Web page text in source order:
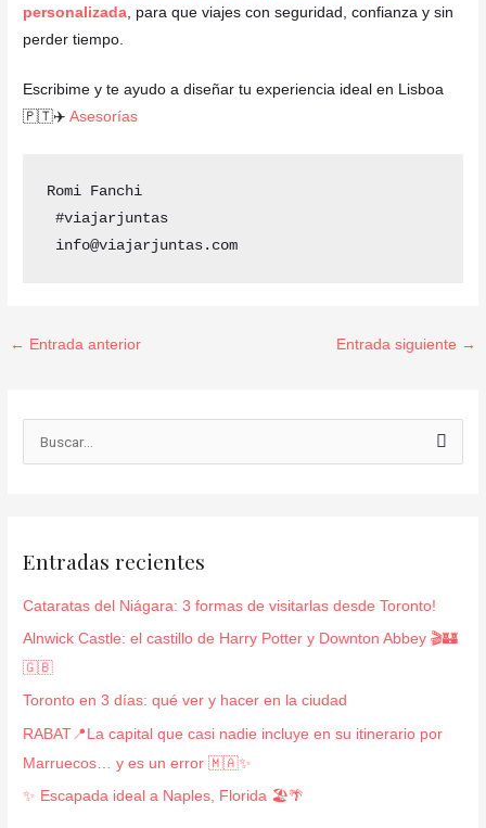
a
Entradas recientes
Cataratas del Niágara: 3 formas de visitarlas desde Toronto!
Alnwick Castle: el castillo de Harry Potter y Downton Abbey 🎬🏰
🇬🇧
Toronto en 3 días: qué ver y hacer en la ciudad
RABAT📍La capital que casi nadie incluye en su itinerario por
Marruecos… y es un error 🇲🇦✨
✨ Escapada ideal a Naples, Florida 🏖️🌴
personalizada , para que viajes con seguridad, confianza y sin
perder tiempo.
Escribime y te ayudo a diseñar tu experiencia ideal en Lisboa
🇵🇹✈️Asesorías
Romi Fanchi
info@viajarjuntas.com
← Entrada anterior Entrada siguiente →